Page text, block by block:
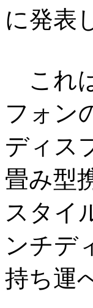
に発表
これ
フォン
ディス
畳み型
スタイ
ンチデ
持ち運